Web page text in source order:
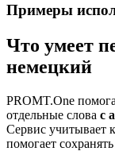
Примеры
Что умеет
немецкий
PROMT.One
отдельные слова с
Сервис учитывает
помогает